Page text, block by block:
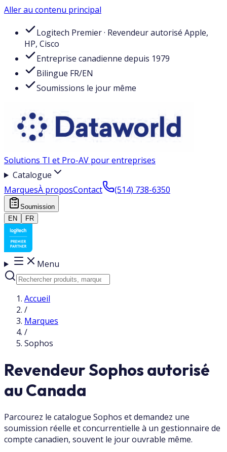
Aller au contenu principal
Logitech Premier · Revendeur autorisé Apple,
HP, Cisco
Entreprise canadienne depuis 1979
Bilingue FR/EN
Soumissions le jour même
Solutions TI et Pro-AV pour entreprises
Catalogue
MarquesÀ proposContact (514) 738-6350
Soumission
EN
FR
Menu
Accueil
/
Marques
/
Sophos
Revendeur Sophos autorisé
au Canada
Parcourez le catalogue Sophos et demandez une
soumission réelle et concurrentielle à un gestionnaire de
compte canadien, souvent le jour ouvrable même.